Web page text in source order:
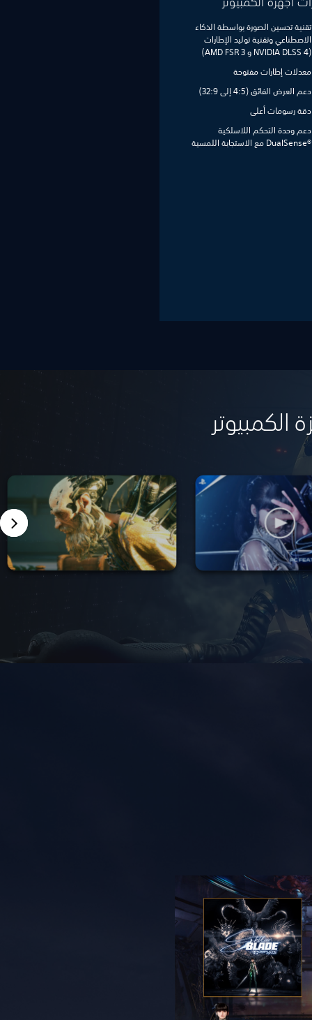
تقنية تحسين الصورة بواسطة الذكاء
الاصطناعي وتقنية توليد الإطارات
(NVIDIA DLSS 4 و AMD FSR 3)
معدلات إطارات مفتوحة
دعم العرض الفائق (4:5 إلى 32:9)
دقة رسومات أعلى
دعم وحدة التحكم اللاسلكية
DualSense®‎ مع الاستجابة اللمسية‏